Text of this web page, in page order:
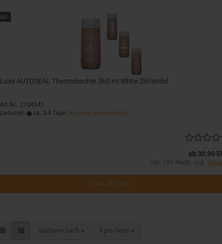
Luxe AUTOSEAL Thermobecher 360 ml White Zinfandel
Art.Nr.: 2104542
Lieferzeit:
ca. 3-4 Tage (Ausland abweichend)
ab 30,90
inkl. 19% MwSt. zzgl.
ZUM ARTIKEL
Sortieren nach
Sortieren nach 8 pro Seite
pro Seite